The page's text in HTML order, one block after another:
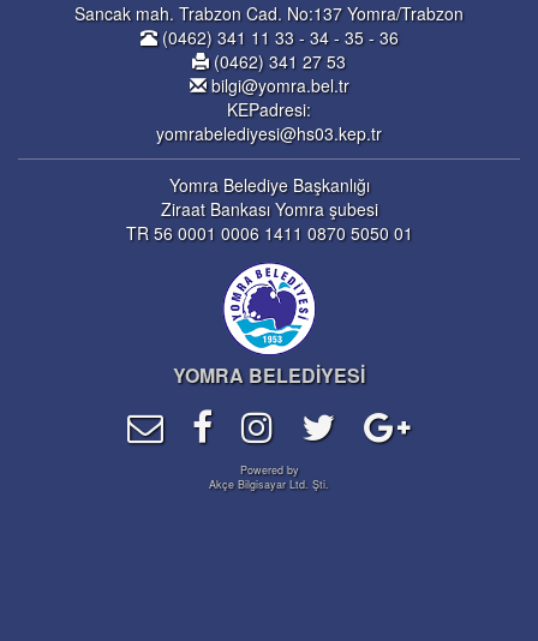
Sancak mah. Trabzon Cad. No:137 Yomra/Trabzon
(0462) 341 11 33 - 34 - 35 - 36
(0462) 341 27 53
bilgi@yomra.bel.tr
KEPadresi:
yomrabelediyesi@hs03.kep.tr
Yomra Belediye Başkanlığı
Ziraat Bankası Yomra şubesi
TR 56 0001 0006 1411 0870 5050 01
YOMRA BELEDİYESİ
Powered by
Akçe Bilgisayar Ltd. Şti.